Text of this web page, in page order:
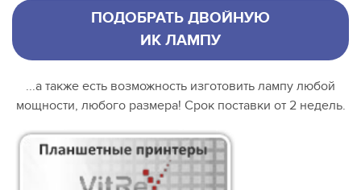
ПОДОБРАТЬ ДВОЙНУЮ
ИК ЛАМПУ
...а также есть возможность изготовить лампу любой
мощности, любого размера! Срок поставки от 2 недель.